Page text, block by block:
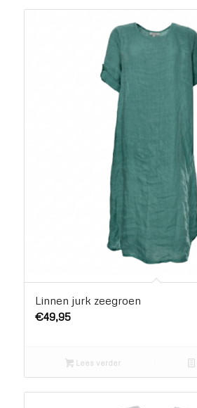
Linnen jurk zeegroen
€49,95
Lees verder